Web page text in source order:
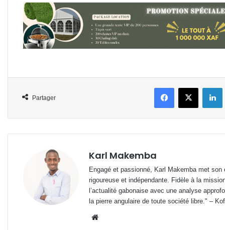
Partager
FacebookX
Karl Makemba
Engagé et passionné, Karl Makemba met
rigoureuse et indépendante. Fidèle à la
l’actualité gabonaise avec une analyse
la pierre angulaire de toute société libre." –